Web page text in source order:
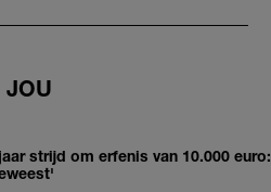
JOU
strijd om erfenis van 10.000 euro: